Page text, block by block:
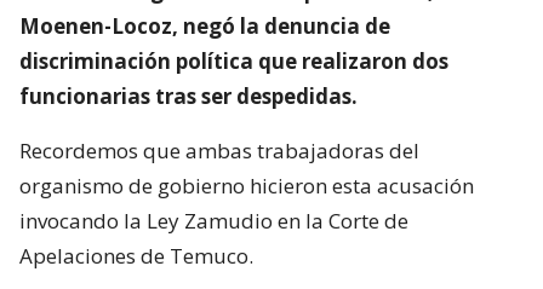
Moenen-Locoz, negó la denuncia de
discriminación política que realizaron dos
funcionarias tras ser despedidas.
Recordemos que ambas trabajadoras del
organismo de gobierno hicieron esta acusación
invocando la Ley Zamudio en la Corte de
Apelaciones de Temuco.